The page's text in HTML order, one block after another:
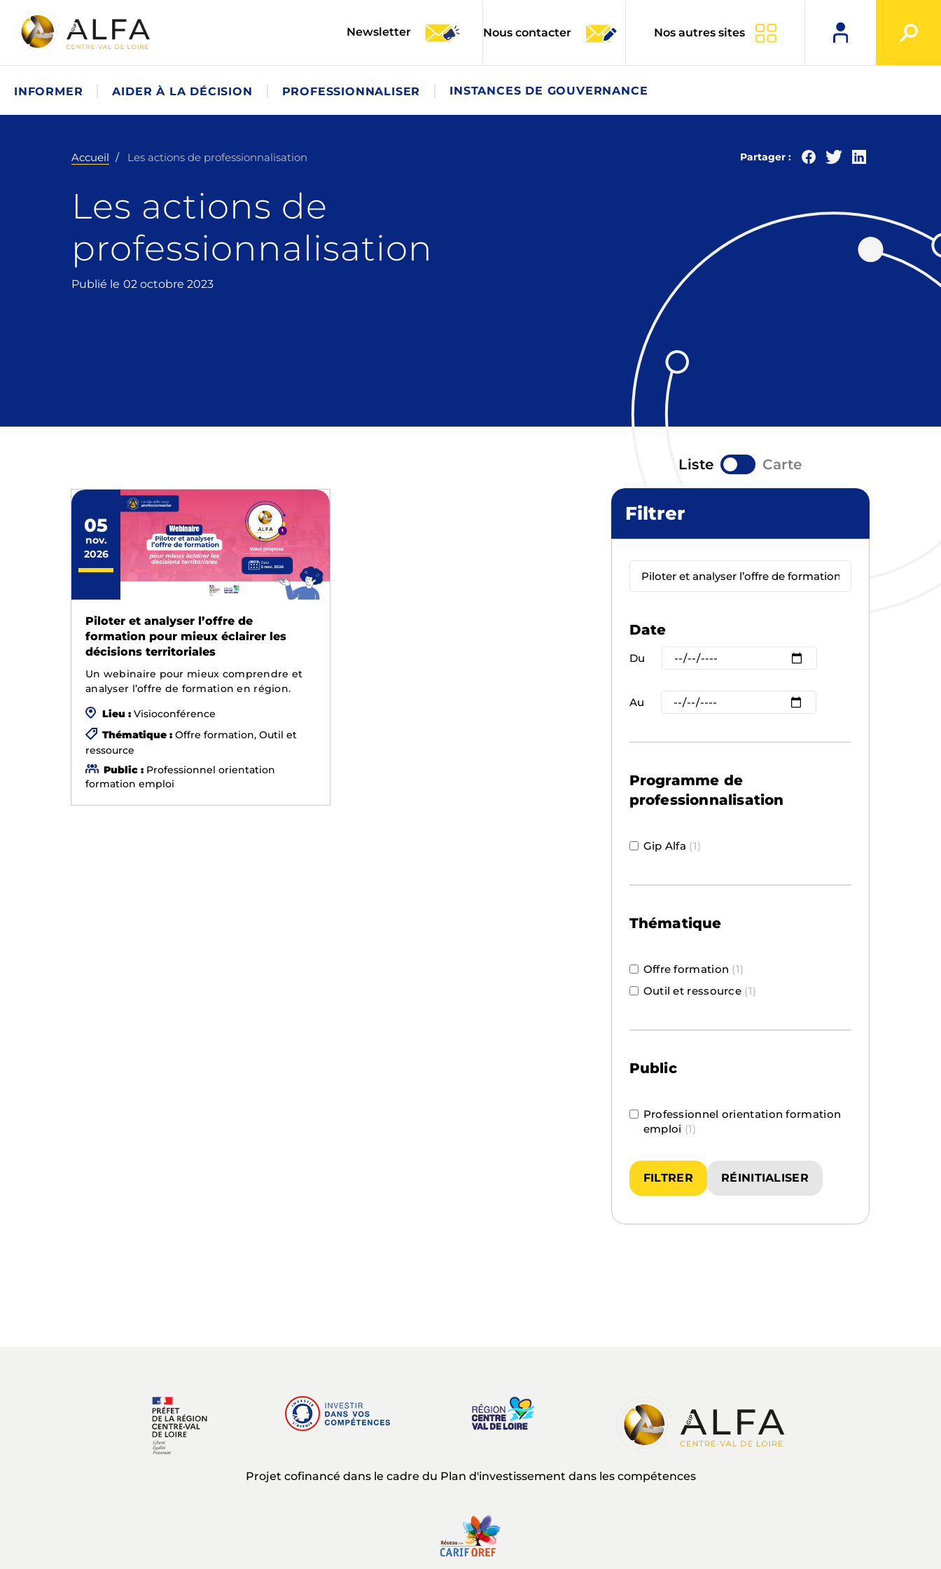
Newsletter Nous contacter Nos autres sites
INFORMER AIDER À LA DÉCISION PROFESSIONNALISER INSTANCES DE GOUVERNANCE
Accueil Les actions de professionnalisation Partager :
Les actions de
professionnalisation
Publié le 02 octobre 2023
05
nov.
2026
Piloter et analyser l’offre de
formation pour mieux éclairer les
décisions territoriales
Un webinaire pour mieux comprendre et
analyser l’offre de formation en région.
Lieu : Visioconférence
Thématique : Offre formation, Outil et
ressource
Public : Professionnel orientation
formation emploi
Liste Carte
Filtrer
Date
Du
Au
Programme de
professionnalisation
Gip Alfa (1)
Thématique
Offre formation (1)
Outil et ressource (1)
Public
Professionnel orientation formation
emploi (1)
FILTRER RÉINITIALISER
Projet cofinancé dans le cadre du Plan d'investissement dans les compétences